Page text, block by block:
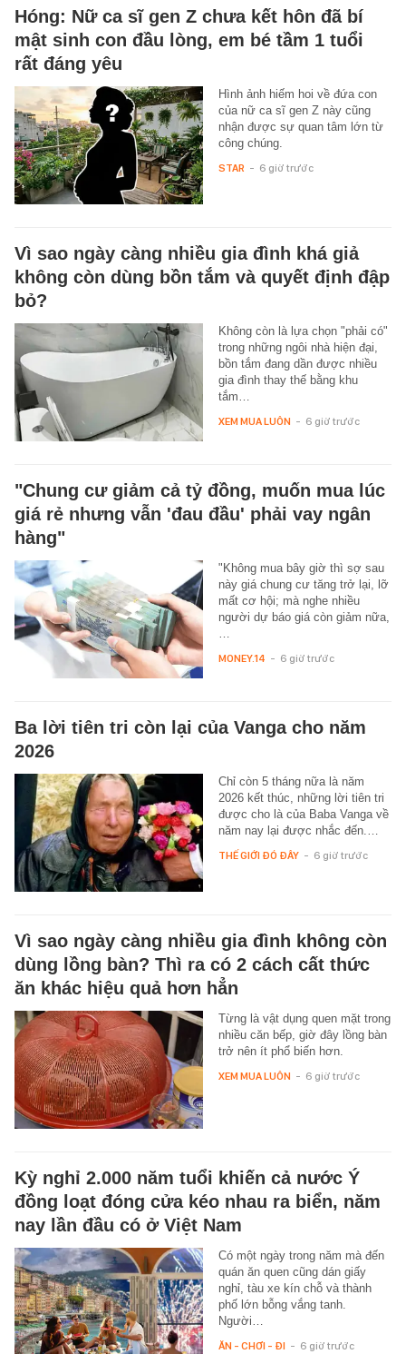
Hóng: Nữ ca sĩ gen Z chưa kết hôn đã bí
mật sinh con đầu lòng, em bé tầm 1 tuổi
rất đáng yêu
Hình ảnh hiếm hoi về đứa con
của nữ ca sĩ gen Z này cũng
nhận được sự quan tâm lớn từ
công chúng.
STAR - 6 giờ trước
Vì sao ngày càng nhiều gia đình khá giả
không còn dùng bồn tắm và quyết định đập
bỏ?
Không còn là lựa chọn "phải có"
trong những ngôi nhà hiện đại,
bồn tắm đang dần được nhiều
gia đình thay thế bằng khu
tắm…
XEM MUA LUÔN - 6 giờ trước
"Chung cư giảm cả tỷ đồng, muốn mua lúc
giá rẻ nhưng vẫn 'đau đầu' phải vay ngân
hàng"
"Không mua bây giờ thì sợ sau
này giá chung cư tăng trở lại, lỡ
mất cơ hội; mà nghe nhiều
người dự báo giá còn giảm nữa,
…
MONEY.14 - 6 giờ trước
Ba lời tiên tri còn lại của Vanga cho năm
2026
Chỉ còn 5 tháng nữa là năm
2026 kết thúc, những lời tiên tri
được cho là của Baba Vanga về
năm nay lại được nhắc đến.…
THẾ GIỚI ĐÓ ĐÂY - 6 giờ trước
Vì sao ngày càng nhiều gia đình không còn
dùng lồng bàn? Thì ra có 2 cách cất thức
ăn khác hiệu quả hơn hẳn
Từng là vật dụng quen mặt trong
nhiều căn bếp, giờ đây lồng bàn
trở nên ít phổ biến hơn.
XEM MUA LUÔN - 6 giờ trước
Kỳ nghỉ 2.000 năm tuổi khiến cả nước Ý
đồng loạt đóng cửa kéo nhau ra biển, năm
nay lần đầu có ở Việt Nam
Có một ngày trong năm mà đến
quán ăn quen cũng dán giấy
nghỉ, tàu xe kín chỗ và thành
phố lớn bỗng vắng tanh.
Người…
ĂN - CHƠI - ĐI - 6 giờ trước